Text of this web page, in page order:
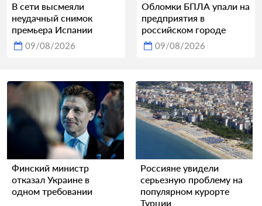
В сети высмеяли
неудачный снимок
премьера Испании
09/08/2026
Обломки БПЛА упали на
предприятия в
российском городе
09/08/2026
Финский министр
отказал Украине в
одном требовании
Россияне увидели
серьезную проблему на
популярном курорте
Турции